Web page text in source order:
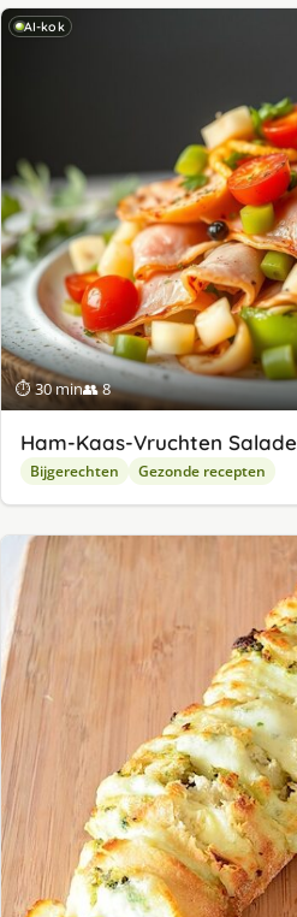
AI-kok
⏱ 30 min👥 8
Ham-Kaas-Vruchten Salade
Bijgerechten Gezonde recepten